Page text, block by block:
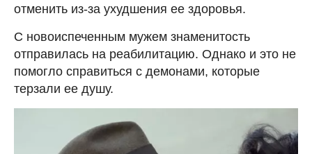
отменить из-за ухудшения ее здоровья.
С новоиспеченным мужем знаменитость
отправилась на реабилитацию. Однако и это не
помогло справиться с демонами, которые
терзали ее душу.